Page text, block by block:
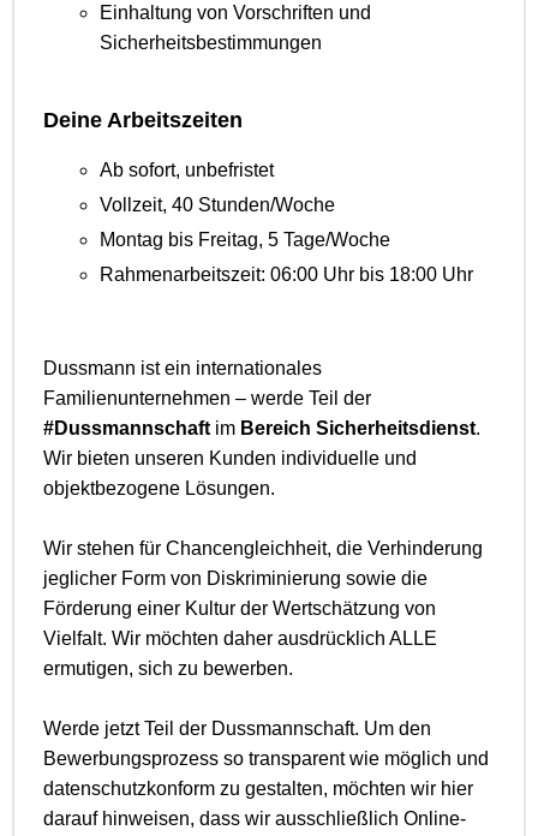
Einhaltung von Vorschriften und
Sicherheitsbestimmungen
Deine Arbeitszeiten
Ab sofort, unbefristet
Vollzeit, 40 Stunden/Woche
Montag bis Freitag, 5 Tage/Woche
Rahmenarbeitszeit: 06:00 Uhr bis 18:00 Uhr
Dussmann ist ein internationales
Familienunternehmen – werde Teil der
#Dussmannschaft im Bereich Sicherheitsdienst.
Wir bieten unseren Kunden individuelle und
objektbezogene Lösungen.
Wir stehen für Chancengleichheit, die Verhinderung
jeglicher Form von Diskriminierung sowie die
Förderung einer Kultur der Wertschätzung von
Vielfalt. Wir möchten daher ausdrücklich ALLE
ermutigen, sich zu bewerben.
Werde jetzt Teil der Dussmannschaft. Um den
Bewerbungsprozess so transparent wie möglich und
datenschutzkonform zu gestalten, möchten wir hier
darauf hinweisen, dass wir ausschließlich Online-